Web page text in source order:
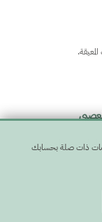
العصبي والخروج
ذات صلة بحسابك